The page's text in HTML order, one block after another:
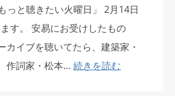
っと聴きたい火曜日」 2月14日
す。 安易にお受けしたもの
カイブを聴いてたら、建築家・
作詞家・松本…続きを読む